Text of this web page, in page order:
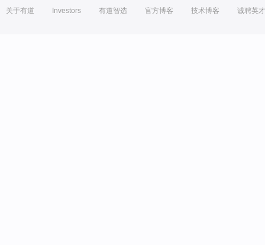
关于有道 Investors 有道智选 官方博客 技术博客 诚聘英才